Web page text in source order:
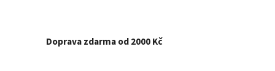
Doprava zdarma od 2000 Kč